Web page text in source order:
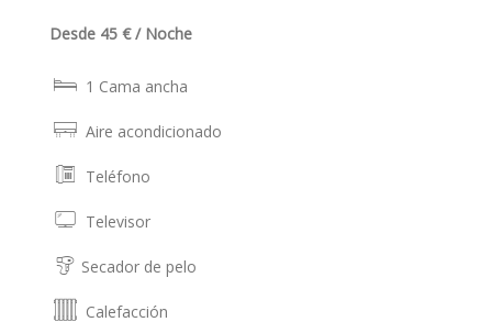
Desde 45 € / Noche
1 Cama ancha
Aire acondicionado
Teléfono
Televisor
Secador de pelo
Calefacción